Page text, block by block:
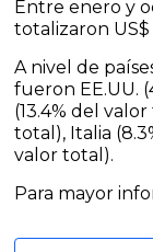
Entre enero y
totalizaron US$
A nivel de
fueron EE.UU.
(13.4% del
total), Italia
valor total).
Para mayor